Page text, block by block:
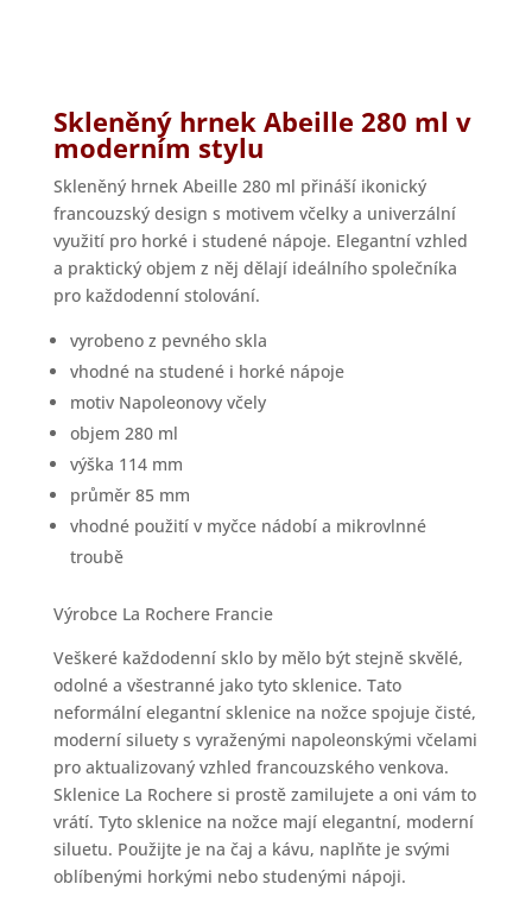
Skleněný hrnek Abeille 280 ml v
moderním stylu
Skleněný hrnek Abeille 280 ml přináší ikonický
francouzský design s motivem včelky a univerzální
využití pro horké i studené nápoje. Elegantní vzhled
a praktický objem z něj dělají ideálního společníka
pro každodenní stolování.
vyrobeno z pevného skla
vhodné na studené i horké nápoje
motiv Napoleonovy včely
objem 280 ml
výška 114 mm
průměr 85 mm
vhodné použití v myčce nádobí a mikrovlnné
troubě
Výrobce La Rochere Francie
Veškeré každodenní sklo by mělo být stejně skvělé,
odolné a všestranné jako tyto sklenice. Tato
neformální elegantní sklenice na nožce spojuje čisté,
moderní siluety s vyraženými napoleonskými včelami
pro aktualizovaný vzhled francouzského venkova.
Sklenice La Rochere si prostě zamilujete a oni vám to
vrátí. Tyto sklenice na nožce mají elegantní, moderní
siluetu. Použijte je na čaj a kávu, naplňte je svými
oblíbenými horkými nebo studenými nápoji.